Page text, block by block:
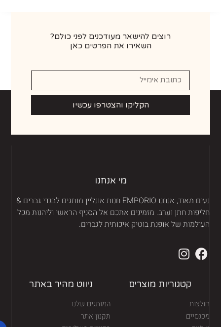
רוצים להישאר מעודכנים לפני כולם?
השאירו את הפרטים כאן
הקליקו והצטרפו עכשיו
מי אנחנו
נעים מאוד, אנחנו EMPORIO חנות אונליין מותגים לבגדי גברים &
חתן וערב. מזמינים אתכם אל הסניף הראשי וליהנות מכל
של אופנת בוטיק איכותית לגברים.
קטגוריות מוצרים
ניווט מהיר באתר
המותגים שלנו
תקנון אתר